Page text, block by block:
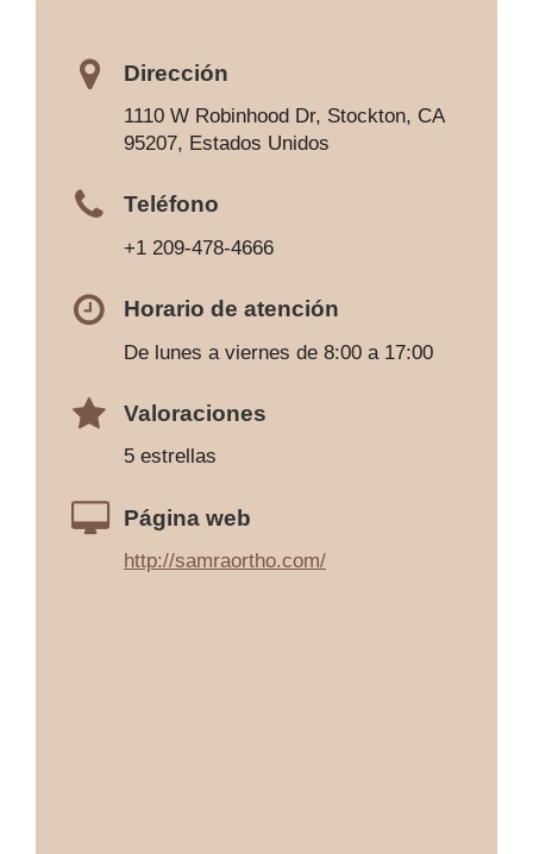
Dirección
1110 W Robinhood Dr, Stockton, CA
95207, Estados Unidos
Teléfono
+1 209-478-4666
Horario de atención
De lunes a viernes de 8:00 a 17:00
Valoraciones
5 estrellas
Página web
http://samraortho.com/